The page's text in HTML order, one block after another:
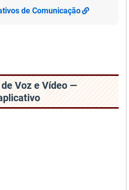
de Comunicação
Voz e Vídeo —